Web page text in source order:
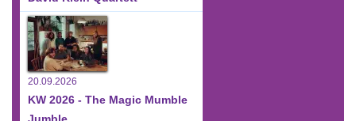
20.09.2026
KW 2026 - The Magic Mumble